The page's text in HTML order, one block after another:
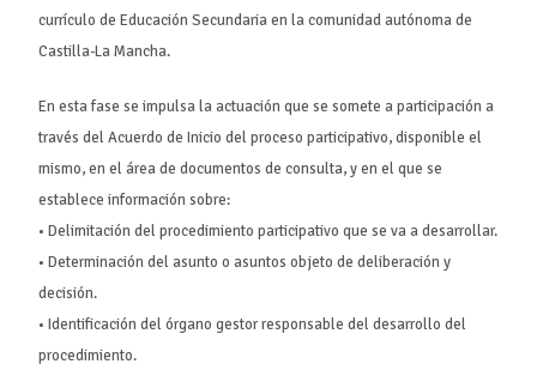
currículo de Educación Secundaria en la comunidad autónoma de
Castilla-La Mancha.
En esta fase se impulsa la actuación que se somete a participación a
través del Acuerdo de Inicio del proceso participativo, disponible el
mismo, en el área de documentos de consulta, y en el que se
establece información sobre:
• Delimitación del procedimiento participativo que se va a desarrollar.
• Determinación del asunto o asuntos objeto de deliberación y
decisión.
• Identificación del órgano gestor responsable del desarrollo del
procedimiento.